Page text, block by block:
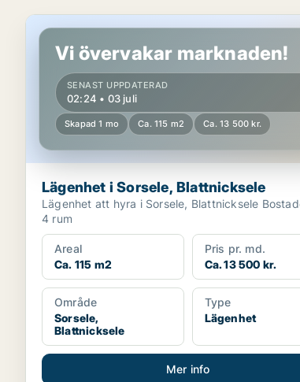
Lägenhet i Sorsele, Blattnicksele
Vi övervakar marknaden!
SENAST UPPDATERAD
02:24 • 03 juli
Skapad 1 mo Ca. 115 m2 Ca. 13 500 kr.
Lägenhet i Sorsele, Blattnicksele
Lägenhet att hyra i Sorsele, Blattnicksele Bostaden har
4 rum
Areal
Ca. 115 m2
Pris pr. md.
Ca. 13 500 kr.
Område
Sorsele,
Blattnicksele
Type
Lägenhet
Mer info